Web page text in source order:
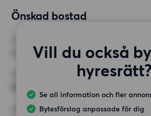
Önskad bostad
Vill du också
hyresrätt?
Se all information och fler
Bytesförslag anpassade för dig
MINST ANTAL KVADRATMETER
HÖGSTA HYRA